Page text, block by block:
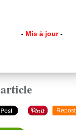
- Mis à jour -
Repost